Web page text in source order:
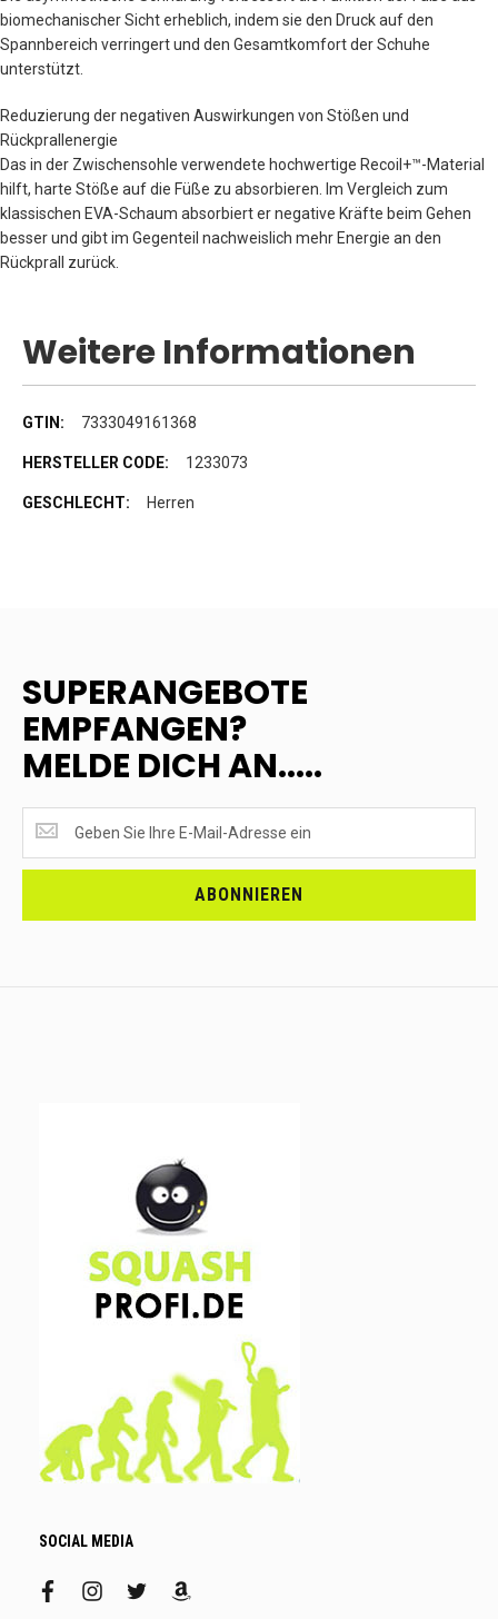
biomechanischer Sicht erheblich, indem sie den Druck auf den
Spannbereich verringert und den Gesamtkomfort der Schuhe
unterstützt.
Reduzierung der negativen Auswirkungen von Stößen und
Rückprallenergie
Das in der Zwischensohle verwendete hochwertige Recoil+™-Material
hilft, harte Stöße auf die Füße zu absorbieren. Im Vergleich zum
klassischen EVA-Schaum absorbiert er negative Kräfte beim Gehen
besser und gibt im Gegenteil nachweislich mehr Energie an den
Rückprall zurück.
Weitere Informationen
Weitere
7333049161368
1233073
Herren
SUPERANGEBOTE
EMPFANGEN?
MELDE DICH AN.....
EMPFANGEN?
<br>MELDE
ABONNIEREN
SOCIAL MEDIA
facebookinstagram
twitteramazon